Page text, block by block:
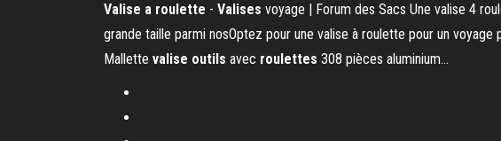
Valise a roulette - Valises voyage | Forum des Sacs Une valise 4
grande taille parmi nosOptez pour une valise à roulette pour un
Mallette valise outils avec roulettes 308 pièces aluminium…